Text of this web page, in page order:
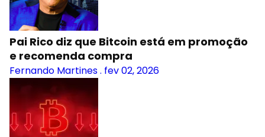
Pai Rico diz que Bitcoin está em promoção
e recomenda compra
Fernando Martines. fev 02, 2026